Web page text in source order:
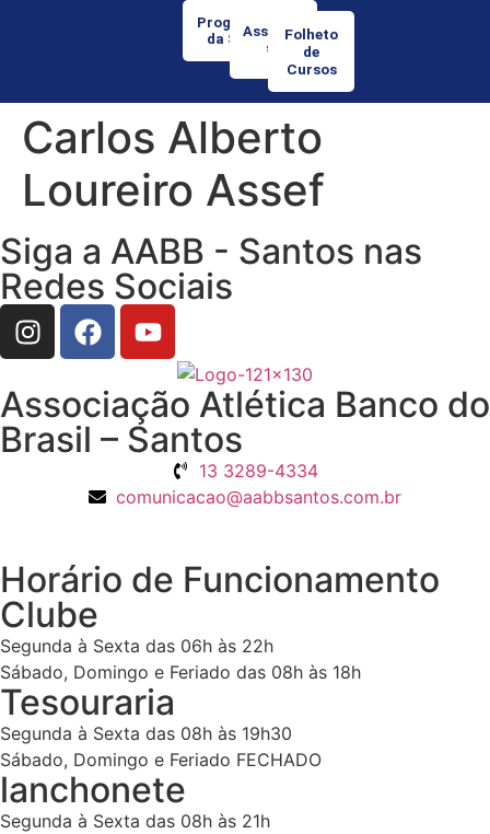
Programação
da Semana
Associe-
se
Folheto
de
Cursos
Carlos Alberto
Loureiro Assef
Siga a AABB - Santos nas
Redes Sociais
Associação Atlética Banco do
Brasil – Santos
13 3289-4334
comunicacao@aabbsantos.com.br
Horário de Funcionamento
Clube
Segunda à Sexta das 06h às 22h
Sábado, Domingo e Feriado das 08h às 18h
Tesouraria
Segunda à Sexta das 08h às 19h30
Sábado, Domingo e Feriado FECHADO
lanchonete
Segunda à Sexta das 08h às 21h